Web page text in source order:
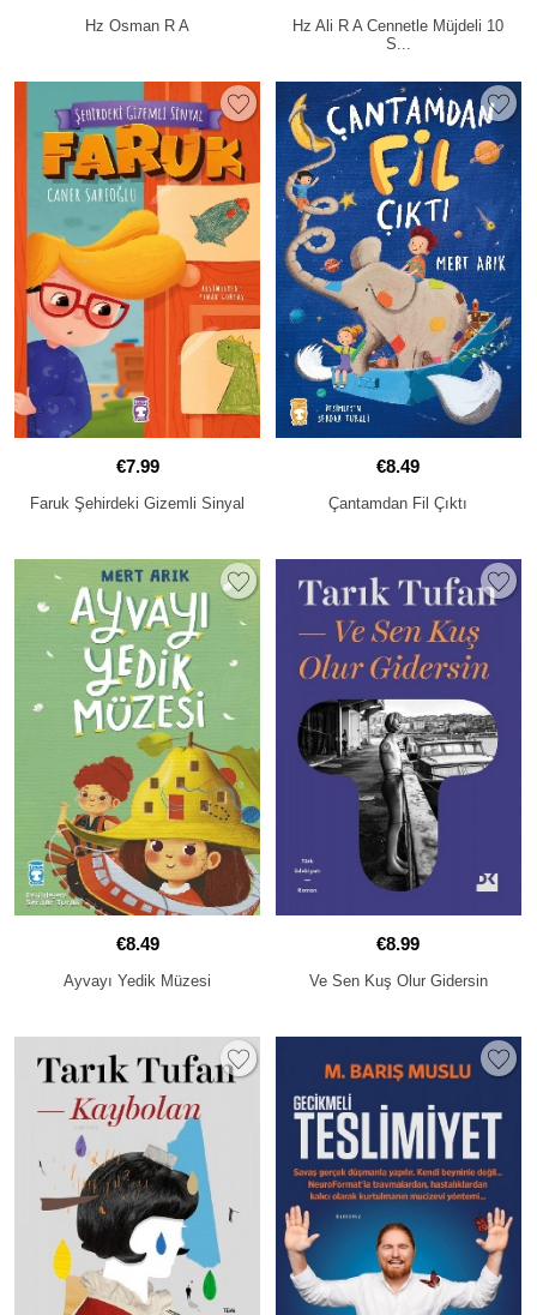
Hz Osman R A
Hz Ali R A Cennetle Müjdeli 10
S...
€7.99
Faruk Şehirdeki Gizemli Sinyal
€8.49
Çantamdan Fil Çıktı
€8.49
Ayvayı Yedik Müzesi
€8.99
Ve Sen Kuş Olur Gidersin